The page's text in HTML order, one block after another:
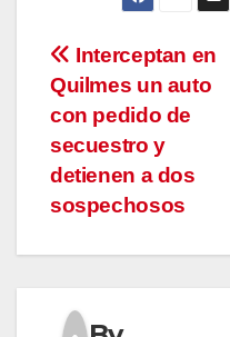
Navegación
de
entradas
Interceptan en
Quilmes un auto
con pedido de
secuestro y
detienen a dos
sospechosos